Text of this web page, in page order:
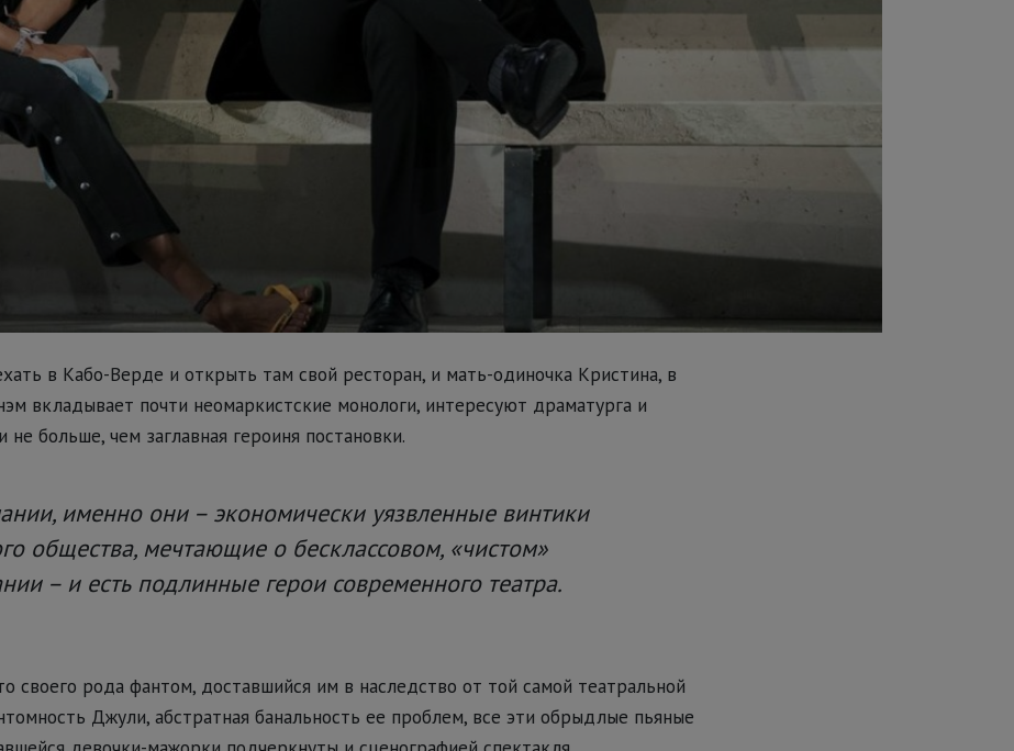
в Кабо-Верде и открыть там свой ресторан, и мать-одиночка Кристина, в
вкладывает почти неомаркистские монологи, интересуют драматурга и
не больше, чем заглавная героиня постановки.
именно они – экономически уязвленные винтики
общества, мечтающие о бесклассовом, «чистом»
– и есть подлинные герои современного театра.
своего рода фантом, доставшийся им в наследство от той самой театральной
Джули, абстратная банальность ее проблем, все эти обрыдлые пьяные